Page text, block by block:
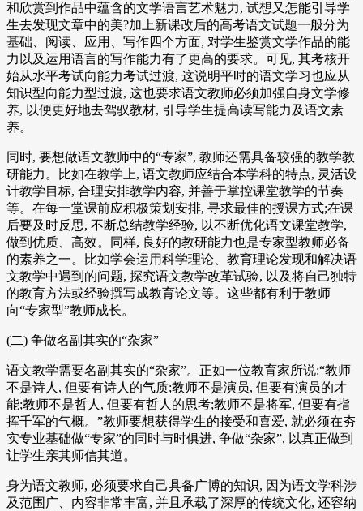
和欣赏到作品中蕴含的文学语言艺术魅力, 试想又怎能引导学
生去发现文章中的美?加上新课改后的高考语文试题一般分为
基础、阅读、应用、写作四个方面, 对学生鉴赏文学作品的能
力以及运用语言的写作能力有了更高的要求。可见, 其考核开
始从水平考试向能力考试过渡, 这说明平时的语文学习也应从
知识型向能力型过渡, 这也要求语文教师必须加强自身文学修
养, 以便更好地去驾驭教材, 引导学生提高读写能力及语文素
养。
同时, 要想做语文教师中的“专家”, 教师还需具备较强的教学教
研能力。比如在教学上, 语文教师应结合本学科的特点, 灵活设
计教学目标, 合理安排教学内容, 并善于掌控课堂教学的节奏
等。在每一堂课前应积极策划安排, 寻求最佳的授课方式;在课
后要及时反思, 不断总结教学经验, 以不断优化语文课堂教学,
做到优质、高效。同样, 良好的教研能力也是专家型教师必备
的素养之一。比如学会运用科学理论、教育理论发现和解决语
文教学中遇到的问题, 探究语文教学改革试验, 以及将自己独特
的教育方法或经验撰写成教育论文等。这些都有利于教师
向“专家型”教师成长。
(二) 争做名副其实的“杂家”
语文教学需要名副其实的“杂家”。正如一位教育家所说:“教师
不是诗人, 但要有诗人的气质;教师不是演员, 但要有演员的才
能;教师不是哲人, 但要有哲人的思考;教师不是将军, 但要有指
挥千军的气概。”教师要想获得学生的接受和喜爱, 就必须在夯
实专业基础做“专家”的同时与时俱进, 争做“杂家”, 以真正做到
让学生亲其师信其道。
身为语文教师, 必须要求自己具备广博的知识, 因为语文学科涉
及范围广、内容非常丰富, 并且承载了深厚的传统文化, 还容纳